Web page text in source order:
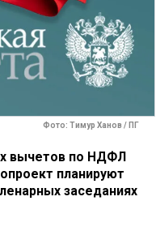
Фото: Тимур Ханов / ПГ
вычетов по НДФЛ
планируют
заседаниях